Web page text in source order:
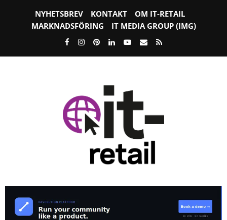
NYHETSBREV KONTAKT
OM IT-RETAIL
MARKNADSFÖRING
IT MEDIA GROUP (IMG)